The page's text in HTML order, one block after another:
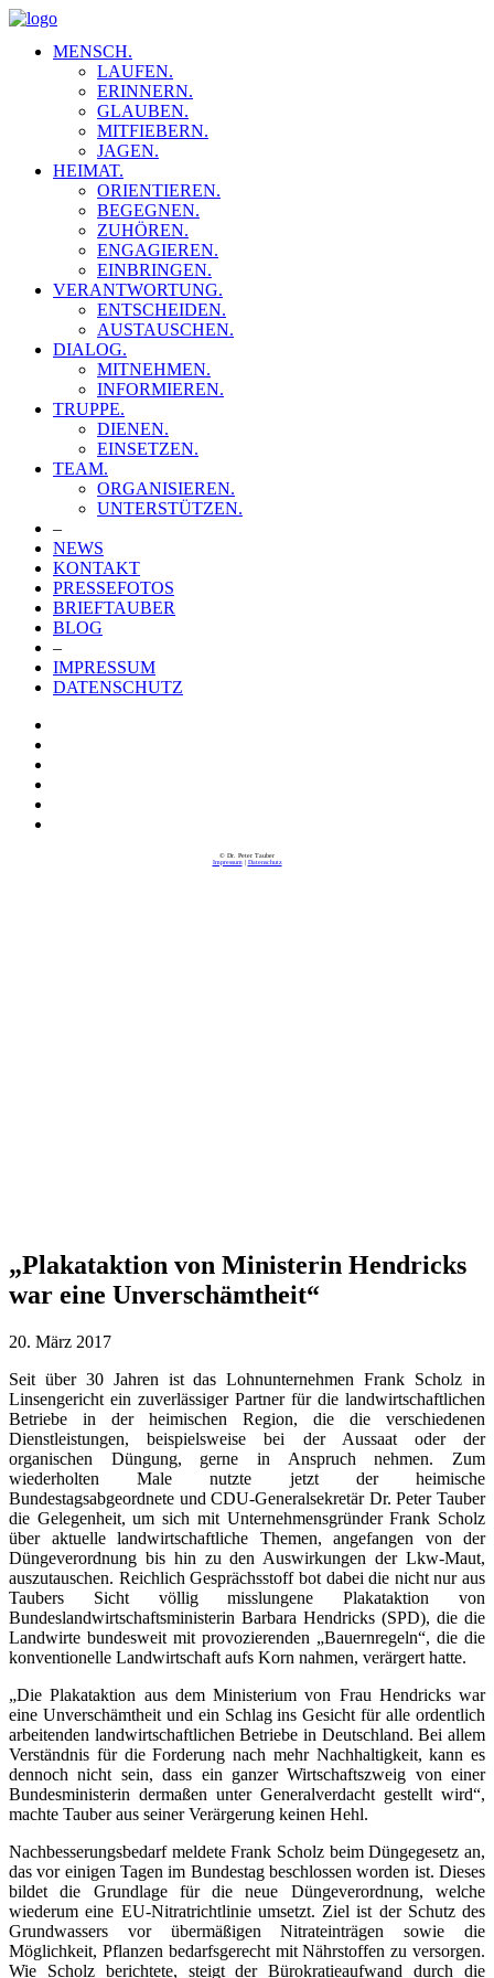
MENSCH.
LAUFEN.
ERINNERN.
GLAUBEN.
MITFIEBERN.
JAGEN.
HEIMAT.
ORIENTIEREN.
BEGEGNEN.
ZUHÖREN.
ENGAGIEREN.
EINBRINGEN.
VERANTWORTUNG.
ENTSCHEIDEN.
AUSTAUSCHEN.
DIALOG.
MITNEHMEN.
INFORMIEREN.
TRUPPE.
DIENEN.
EINSETZEN.
TEAM.
ORGANISIEREN.
UNTERSTÜTZEN.
–
NEWS
KONTAKT
PRESSEFOTOS
BRIEFTAUBER
BLOG
–
IMPRESSUM
DATENSCHUTZ
© Dr. Peter Tauber
Impressum| Datenschutz
„Plakataktion von Ministerin Hendricks
war eine Unverschämtheit“
20. März 2017
Seit über 30 Jahren ist das Lohnunternehmen Frank Scholz in
Linsengericht ein zuverlässiger Partner für die landwirtschaftlichen
Betriebe in der heimischen Region, die die verschiedenen
Dienstleistungen, beispielsweise bei der Aussaat oder der
organischen Düngung, gerne in Anspruch nehmen. Zum
wiederholten Male nutzte jetzt der heimische
Bundestagsabgeordnete und CDU-Generalsekretär Dr. Peter Tauber
die Gelegenheit, um sich mit Unternehmensgründer Frank Scholz
über aktuelle landwirtschaftliche Themen, angefangen von der
Düngeverordnung bis hin zu den Auswirkungen der Lkw-Maut,
auszutauschen. Reichlich Gesprächsstoff bot dabei die nicht nur aus
Taubers Sicht völlig misslungene Plakataktion von
Bundeslandwirtschaftsministerin Barbara Hendricks (SPD), die die
Landwirte bundesweit mit provozierenden „Bauernregeln“, die die
konventionelle Landwirtschaft aufs Korn nahmen, verärgert hatte.
„Die Plakataktion aus dem Ministerium von Frau Hendricks war
eine Unverschämtheit und ein Schlag ins Gesicht für alle ordentlich
arbeitenden landwirtschaftlichen Betriebe in Deutschland. Bei allem
Verständnis für die Forderung nach mehr Nachhaltigkeit, kann es
dennoch nicht sein, dass ein ganzer Wirtschaftszweig von einer
Bundesministerin dermaßen unter Generalverdacht gestellt wird“,
machte Tauber aus seiner Verärgerung keinen Hehl.
Nachbesserungsbedarf meldete Frank Scholz beim Düngegesetz an,
das vor einigen Tagen im Bundestag beschlossen worden ist. Dieses
bildet die Grundlage für die neue Düngeverordnung, welche
wiederum eine EU-Nitratrichtlinie umsetzt. Ziel ist der Schutz des
Grundwassers vor übermäßigen Nitrateinträgen sowie die
Möglichkeit, Pflanzen bedarfsgerecht mit Nährstoffen zu versorgen.
Wie Scholz berichtete, steigt der Bürokratieaufwand durch die